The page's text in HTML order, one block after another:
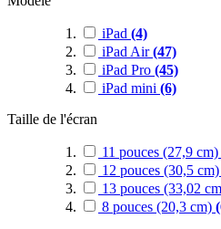
iPad (4)
iPad Air(47)
iPad Pro (45)
iPad mini (6)
Taille de l'écran
11 pouces (27,9 cm)
12 pouces (30,5 cm)
13 pouces (33,02
8 pouces (20,3 cm)